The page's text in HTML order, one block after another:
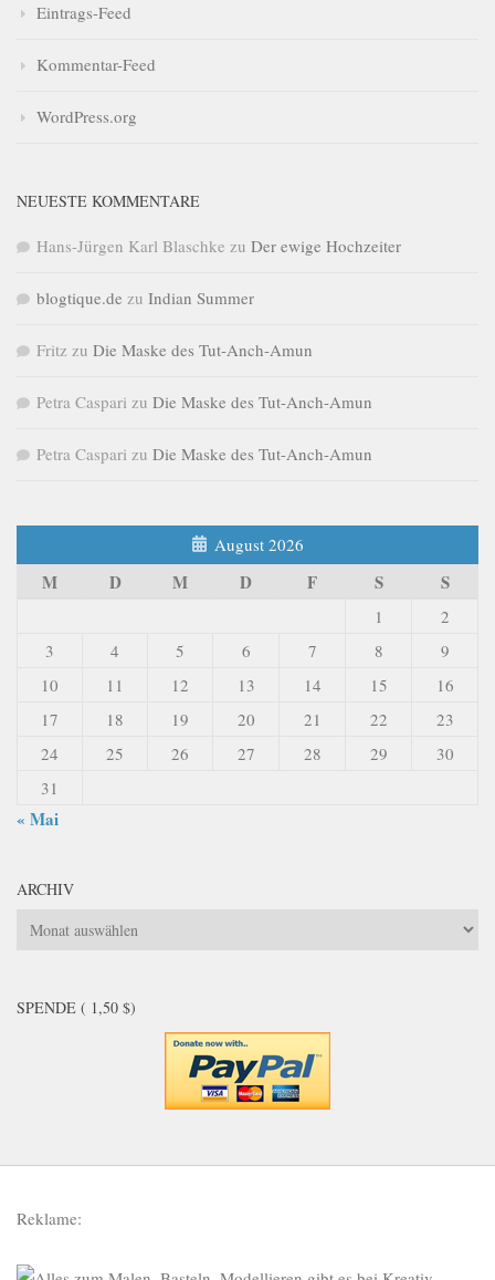
Eintrags-Feed
Kommentar-Feed
WordPress.org
NEUESTE KOMMENTARE
Hans-Jürgen Karl Blaschke zu Der ewige Hochzeiter
blogtique.de zu Indian Summer
Fritz zu Die Maske des Tut-Anch-Amun
Petra Caspari zu Die Maske des Tut-Anch-Amun
Petra Caspari zu Die Maske des Tut-Anch-Amun
August 2026
M D M D F S S
1
2
3
4 5 6 7 8
9
10
11 12 13 14 15
16
17
18 19 20 21 22
23
24
25 26 27 28 29
30
31
« Mai
ARCHIV
Archiv
SPENDE ( 1,50 $)
Reklame: